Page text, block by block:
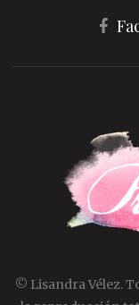
© Lisandra Vélez.